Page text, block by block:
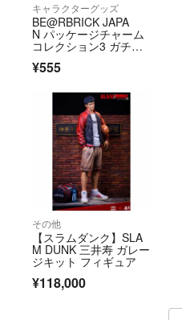
キャラクターグッズ
BE@RBRICK JAPA
N パッケージチャーム
コレクション3 ガチャ
ー ガチャ key holder
¥555
その他
【スラムダンク】SLA
M DUNK 三井寿 ガレー
ジキット フィギュア
¥118,000